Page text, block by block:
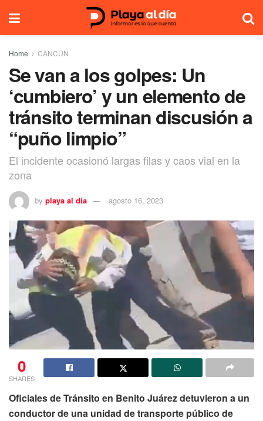
Home CANCÚN
Se van a los golpes: Un
‘cumbiero’ y un elemento de
tránsito terminan discusión a
“puño limpio”
El incidente ocasionó largas filas y caos vial en la
zona
by playa al dia agosto 16, 2023
0
SHARES
Oficiales de Tránsito en Benito Juárez detuvieron a un
conductor de una unidad de transporte público de